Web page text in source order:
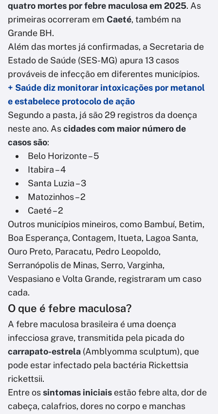
quatro mortes por febre maculosa em 2025. As
primeiras ocorreram em Caeté, também na
Grande BH.
Além das mortes já confirmadas, a Secretaria de
Estado de Saúde (SES-MG) apura 13 casos
prováveis de infecção em diferentes municípios.
+ Saúde diz monitorar intoxicações por metanol
e estabelece protocolo de ação
Segundo a pasta, já são 29 registros da doença
neste ano. Ascidades com maior número de
casos são:
Belo Horizonte – 5
Itabira – 4
Santa Luzia – 3
Matozinhos – 2
Caeté – 2
Outros municípios mineiros, como Bambuí, Betim,
Boa Esperança, Contagem, Itueta, Lagoa Santa,
Ouro Preto, Paracatu, Pedro Leopoldo,
Serranópolis de Minas, Serro, Varginha,
Vespasiano e Volta Grande, registraram um caso
cada.
O que é febre maculosa?
A febre maculosa brasileira é uma doença
infecciosa grave, transmitida pela picada do
carrapato-estrela (Amblyomma sculptum), que
pode estar infectado pela bactéria Rickettsia
rickettsii.
Entre ossintomas iniciais estão febre alta, dor de
cabeça, calafrios, dores no corpo e manchas